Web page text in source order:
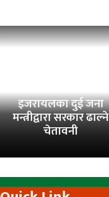
इजरायलका दुई जना
मन्त्रीद्वारा सरकार ढाल्ने
चेतावनी